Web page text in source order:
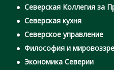
Северская Коллегия за
Северская кухня
Северское управление
Философия и
Экономика Северии